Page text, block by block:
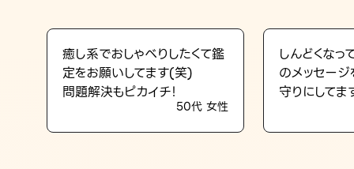
占い記事
LINE占いを開く
癒し系でおしゃべりしたくて鑑
定をお願いしてます(笑)
問題解決もピカイチ！
50代 女性
しんどくなっ
のメッセー
守りにしてま